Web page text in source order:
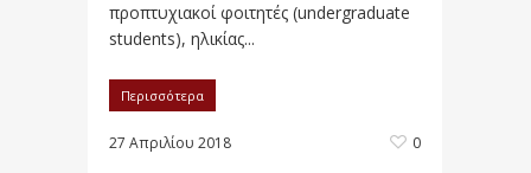
προπτυχιακοί φοιτητές (undergraduate
students), ηλικίας...
Περισσότερα
27 Απριλίου 2018 0